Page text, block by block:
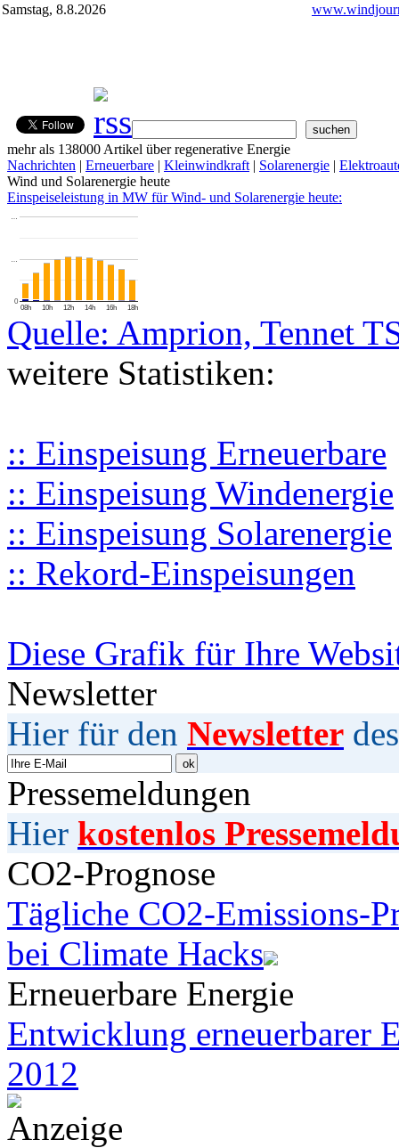
Samstag, 8.8.2026
mehr als 138000 Artikel über regenerative Energie
Nachrichten | Erneuerbare | Kleinwindkraft | Solarenergie |
Wind und Solarenergie heute
Einspeiseleistung in MW für Wind- und Solarenergie heute:
08h 10h 12h 14h 16h 18h
0
…
…
Quelle: Amprion, Tennet
weitere Statistiken:
:: Einspeisung Erneuerbare
:: Einspeisung Windenergie
:: Einspeisung Solarenergie
:: Rekord-Einspeisungen
Diese Grafik für Ihre
Newsletter
Hier für den Newsletter
Pressemeldungen
Hier kostenlos
CO2-Prognose
Tägliche CO2-Emissions-
bei Climate Hacks
Erneuerbare Energie
Entwicklung erneuerbarer
2012
Anzeige